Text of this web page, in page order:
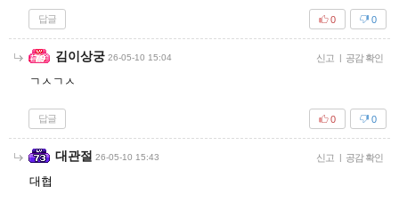
답글 0
0
김이상궁 26-05-10 15:04 신고 공감 확인
ㄱㅅㄱㅅ
답글 0
0
대관절 26-05-10 15:43 신고 공감 확인
대협